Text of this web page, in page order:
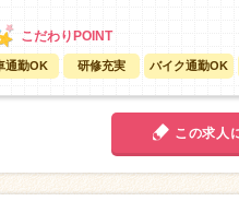
通勤OK 研修充実 バイク通勤OK
この求人